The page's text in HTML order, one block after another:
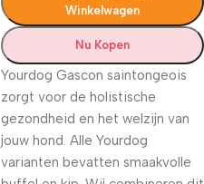
Winkelwagen
Nu Kopen
Yourdog Gascon saintongeois
zorgt voor de holistische
gezondheid en het welzijn van
jouw hond. Alle Yourdog
varianten bevatten smaakvolle